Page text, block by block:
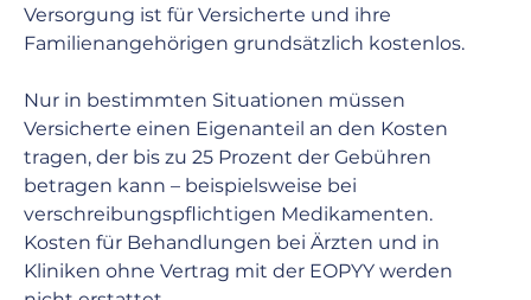
Versorgung ist für Versicherte und ihre
Familienangehörigen grundsätzlich kostenlos.
Nur in bestimmten Situationen müssen
Versicherte einen Eigenanteil an den Kosten
tragen, der bis zu 25 Prozent der Gebühren
betragen kann – beispielsweise bei
verschreibungspflichtigen Medikamenten.
Kosten für Behandlungen bei Ärzten und in
Kliniken ohne Vertrag mit der EOPYY werden